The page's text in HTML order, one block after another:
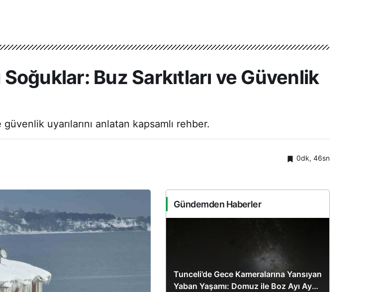
Buz Sarkıtları ve Güvenlik
uyarılarını anlatan kapsamlı rehber.
0dk, 46sn
Gündemden Haberler
Tunceli’de Gece Kameralarına Yansıyan
Yaban Yaşamı: Domuz ile Boz Ayı Aynı